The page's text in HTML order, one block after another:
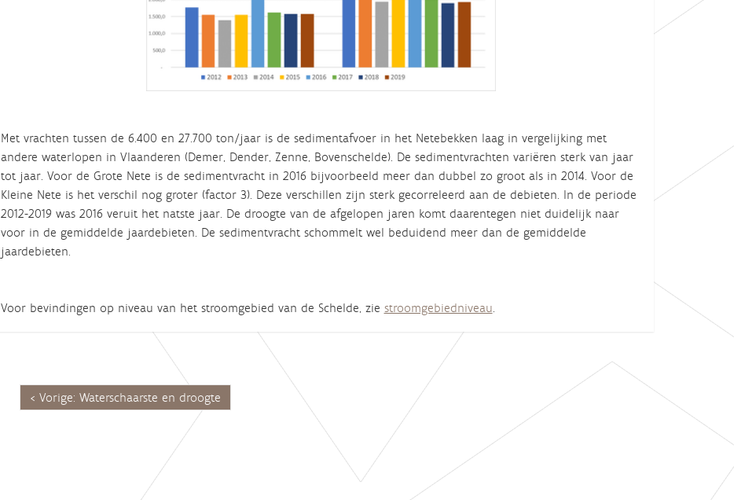
Met vrachten tussen de 6.400 en 27.700 ton/jaar is de sedimentafvoer in het Netebekken laag in vergelijking met
andere waterlopen in Vlaanderen (Demer, Dender, Zenne, Bovenschelde). De sedimentvrachten variëren sterk van jaar
tot jaar. Voor de Grote Nete is de sedimentvracht in 2016 bijvoorbeeld meer dan dubbel zo groot als in 2014. Voor de
Kleine Nete is het verschil nog groter (factor 3). Deze verschillen zijn sterk gecorreleerd aan de debieten. In de periode
2012-2019 was 2016 veruit het natste jaar. De droogte van de afgelopen jaren komt daarentegen niet duidelijk naar
voor in de gemiddelde jaardebieten. De sedimentvracht schommelt wel beduidend meer dan de gemiddelde
jaardebieten.
Voor bevindingen op niveau van het stroomgebied van de Schelde, zie stroomgebiedniveau
Vorige: Waterschaarste en droogte